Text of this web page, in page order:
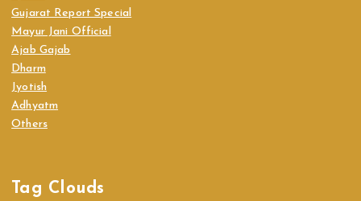
Gujarat Report Special
Mayur Jani Official
Ajab Gajab
Dharm
Jyotish
Adhyatm
Others
Tag Clouds